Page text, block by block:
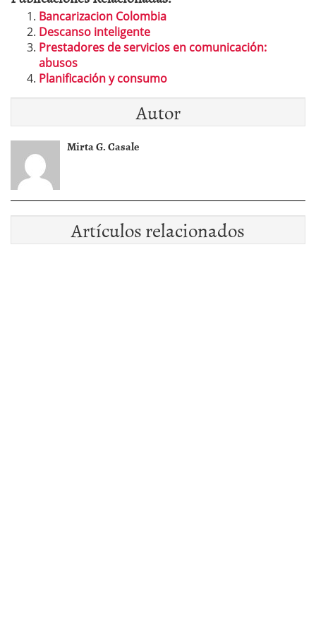
Bancarizacion Colombia
Descanso inteligente
Prestadores de servicios en comunicación:
abusos
Planificación y consumo
Autor
Mirta G. Casale
Artículos relacionados